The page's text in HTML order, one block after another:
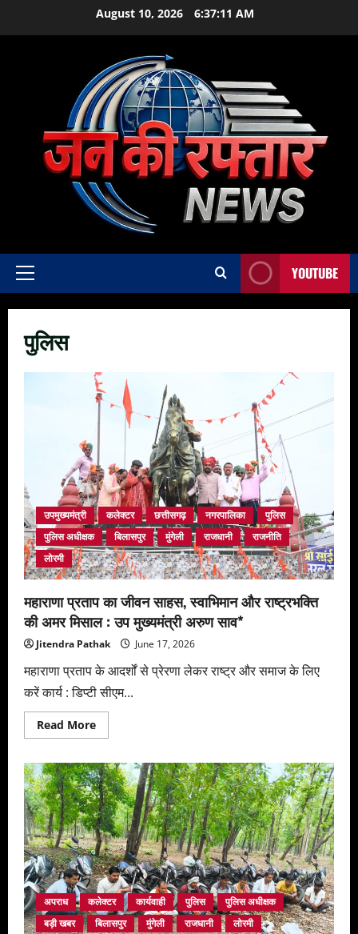
to
August 10, 2026 6:37:12 AM
Primary
YOUTUBE
पुलिस
उपमुख्यमंत्री कलेक्टर छत्तीसगढ़ नगरपालिका
पुलिस
पुलिस अधीक्षक
बिलासपुर मुंगेली राजधानी
राजनीति
लोरमी
महाराणा प्रताप का जीवन साहस, स्वाभिमान और राष्ट्रभक्ति
की अमर मिसाल : उप मुख्यमंत्री अरुण साव*
Jitendra Pathak June 17, 2026
महाराणा प्रताप के आदर्शों से प्रेरणा लेकर राष्ट्र और समाज के लिए
करें कार्य : डिप्टी सीएम...
Read MoreRead
more
प्रताप
का
जीवन
साहस,
स्वाभिमान
और
राष्ट्रभक्ति
की
अमर
मिसाल
:
उप
मुख्यमंत्री
अरुण
साव*
अपराध कलेक्टर कार्यवाही पुलिस
पुलिस अधीक्षक
बड़ी खबर
बिलासपुर मुंगेली राजधानी लोरमी